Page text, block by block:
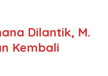
Dilantik, M.
Kembali